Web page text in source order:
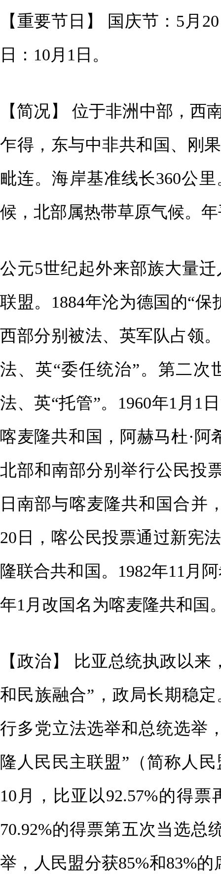
【重要节日】 国庆节：5月
日：10月1日。
【简况】 位于非洲中部，西
乍得，东与中非共和国、刚
毗连。海岸基准线长360公
候，北部属热带草原气候。
公元5世纪起外来部族大量
联盟。1884年沦为德国的“
西部分别被法、英军队占领
法、英“委任统治”。第二
法、英“托管”。1960年1月1
喀麦隆共和国，阿赫马杜·阿
北部和南部分别举行公民投
日南部与喀麦隆共和国合并
20日，喀公民投票通过新宪
隆联合共和国。1982年11月
年1月改国名为喀麦隆共和国
【政治】 比亚总统执政以
和民族融合”，政局长期稳
行多党立法选举和总统选举
隆人民民主联盟”（简称人
10月，比亚以92.57%的得
70.92%的得票第五次当选总
举，人民盟分获85%和83%